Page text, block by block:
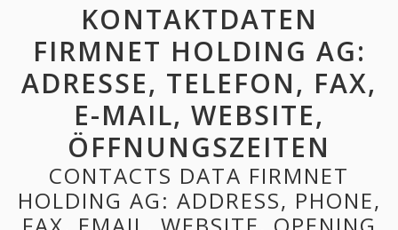
KONTAKTDATEN
FIRMNET HOLDING AG:
ADRESSE, TELEFON, FAX,
E-MAIL, WEBSITE,
ÖFFNUNGSZEITEN
CONTACTS DATA FIRMNET
HOLDING AG: ADDRESS, PHONE,